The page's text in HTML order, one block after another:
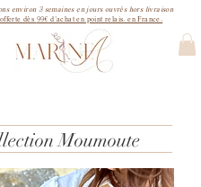
environ 3 semainesen jours ouvrés hors livraison
dès 99€ d'achat en point relais. en France.
Moumoute